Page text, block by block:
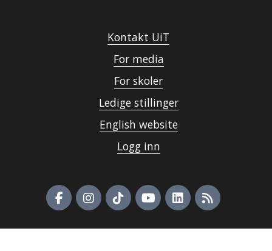
Kontakt UiT
For media
For skoler
Ledige stillinger
English website
Logg inn